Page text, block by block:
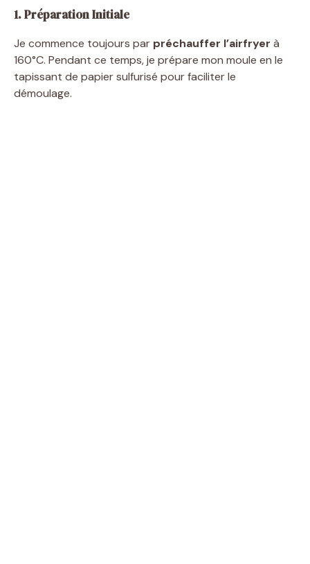
1. Préparation Initiale
Je commence toujours par préchauffer l’airfryer à
160°C. Pendant ce temps, je prépare mon moule en le
tapissant de papier sulfurisé pour faciliter le
démoulage.